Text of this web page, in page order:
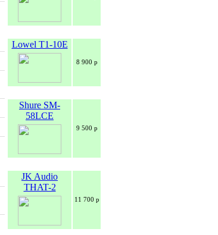
Lowel T1-10E
8 900 р
Shure SM-
58LCE
9 500 р
JK Audio
THAT-2
11 700 р